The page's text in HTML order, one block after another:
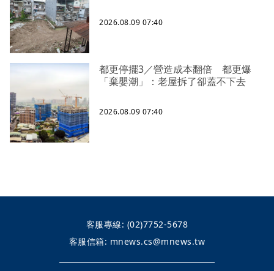
2026.08.09 07:40
都更停擺3／營造成本翻倍 都更爆
「棄嬰潮」：老屋拆了卻蓋不下去
2026.08.09 07:40
客服專線: (02)7752-5678
客服信箱: mnews.cs@mnews.tw